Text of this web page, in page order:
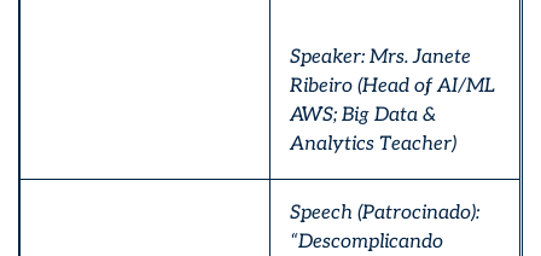
Speaker: Mrs. Janete
Ribeiro (Head of AI/ML
AWS; Big Data &
Analytics Teacher)
Speech (Patrocinado):
“Descomplicando